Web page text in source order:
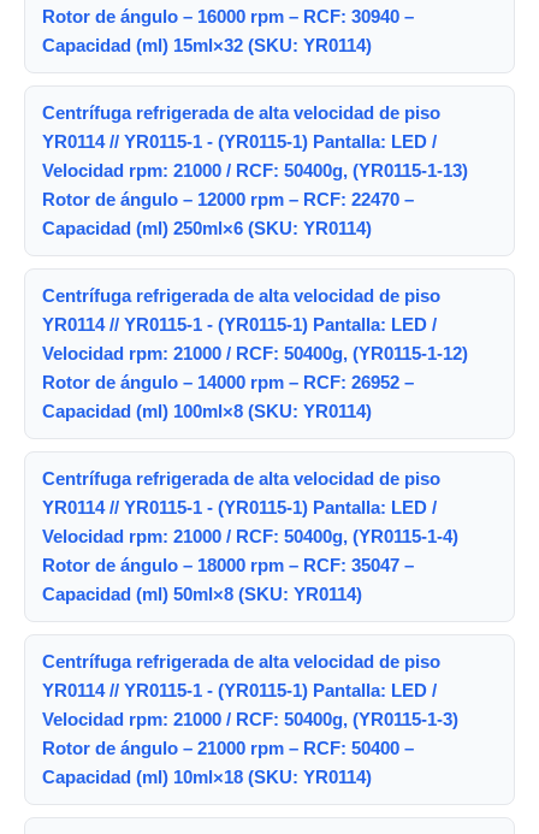
Rotor de ángulo – 16000 rpm – RCF: 30940 –
Capacidad (ml) 15ml×32 (SKU: YR0114)
Centrífuga refrigerada de alta velocidad de piso
YR0114 // YR0115-1 - (YR0115-1) Pantalla: LED /
Velocidad rpm: 21000 / RCF: 50400g, (YR0115-1-13)
Rotor de ángulo – 12000 rpm – RCF: 22470 –
Capacidad (ml) 250ml×6 (SKU: YR0114)
Centrífuga refrigerada de alta velocidad de piso
YR0114 // YR0115-1 - (YR0115-1) Pantalla: LED /
Velocidad rpm: 21000 / RCF: 50400g, (YR0115-1-12)
Rotor de ángulo – 14000 rpm – RCF: 26952 –
Capacidad (ml) 100ml×8 (SKU: YR0114)
Centrífuga refrigerada de alta velocidad de piso
YR0114 // YR0115-1 - (YR0115-1) Pantalla: LED /
Velocidad rpm: 21000 / RCF: 50400g, (YR0115-1-4)
Rotor de ángulo – 18000 rpm – RCF: 35047 –
Capacidad (ml) 50ml×8 (SKU: YR0114)
Centrífuga refrigerada de alta velocidad de piso
YR0114 // YR0115-1 - (YR0115-1) Pantalla: LED /
Velocidad rpm: 21000 / RCF: 50400g, (YR0115-1-3)
Rotor de ángulo – 21000 rpm – RCF: 50400 –
Capacidad (ml) 10ml×18 (SKU: YR0114)